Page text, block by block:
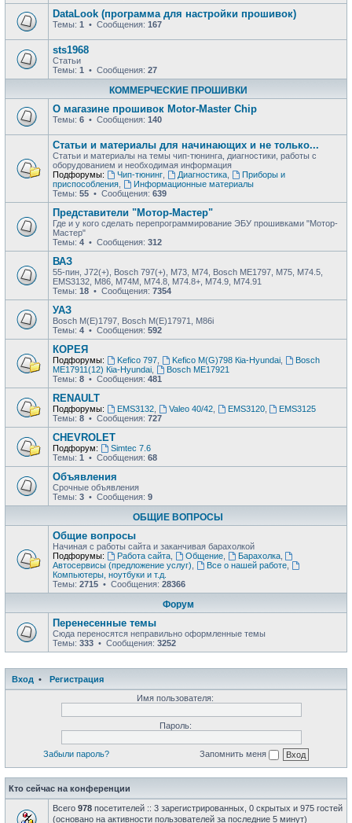
DataLook (программа для настройки прошивок)
Темы: 1 • Сообщения: 167
sts1968
Статьи
Темы: 1 • Сообщения: 27
КОММЕРЧЕСКИЕ ПРОШИВКИ
О магазине прошивок Motor-Master Chip
Темы: 6 • Сообщения: 140
Статьи и материалы для начинающих и не только...
Статьи и материалы на темы чип-тюнинга, диагностики, работы с
оборудованием и необходимая информация
Подфорумы:
Чип-тюнинг, Диагностика,
Приборы и
приспособления
Информационные материалы
Темы: 55 • Сообщения: 639
Представители "Мотор-Мастер"
Где и у кого сделать перепрограммирование ЭБУ прошивками "Мотор-
Мастер"
Темы: 4 • Сообщения: 312
ВАЗ
55-пин, J72(+), Bosch 797(+), М73, М74, Bosch ME1797, М75, М74.5,
EMS3132, М86, М74М, М74.8, М74.8+, М74.9, М74.91
Темы: 18 • Сообщения: 7354
УАЗ
Bosch M(E)1797, Bosch M(E)17971, М86i
Темы: 4 • Сообщения: 592
КОРЕЯ
Подфорумы: Kefico 797, Kefico M(G)798 Кia-Hyundai,
Bosch
ME17911(12) Кia-Hyundai
Bosch ME17921
Темы: 8 • Сообщения: 481
RENAULT
Подфорумы: EMS3132, Valeo 40/42, EMS3120,
EMS3125
Темы: 8 • Сообщения: 727
CHEVROLET
Подфорум:
Simtec 7.6
Темы: 1 • Сообщения: 68
Объявления
Срочные объявления
Темы: 3 • Сообщения: 9
ОБЩИЕ ВОПРОСЫ
Общие вопросы
Начиная с работы сайта и заканчивая барахолкой
Подфорумы:
Работа сайта, Общение, Барахолка,
Автосервисы (предложение услуг)
Все о нашей работе,
Компьютеры, ноутбуки и т.д.
Темы: 2715 • Сообщения: 28366
Форум
Перенесенные темы
Сюда переносятся неправильно оформленные темы
Темы: 333 • Сообщения: 3252
Вход •
Регистрация
Имя пользователя:
Пароль:
Забыли пароль? Запомнить меня
Кто сейчас на конференции
Всего 978 посетителей :: 3 зарегистрированных, 0 скрытых и 975 гостей
(основано на активности пользователей за последние 5 минут)